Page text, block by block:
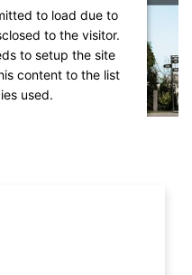
to load due to
to the visitor.
to setup the site
content to the list
used.